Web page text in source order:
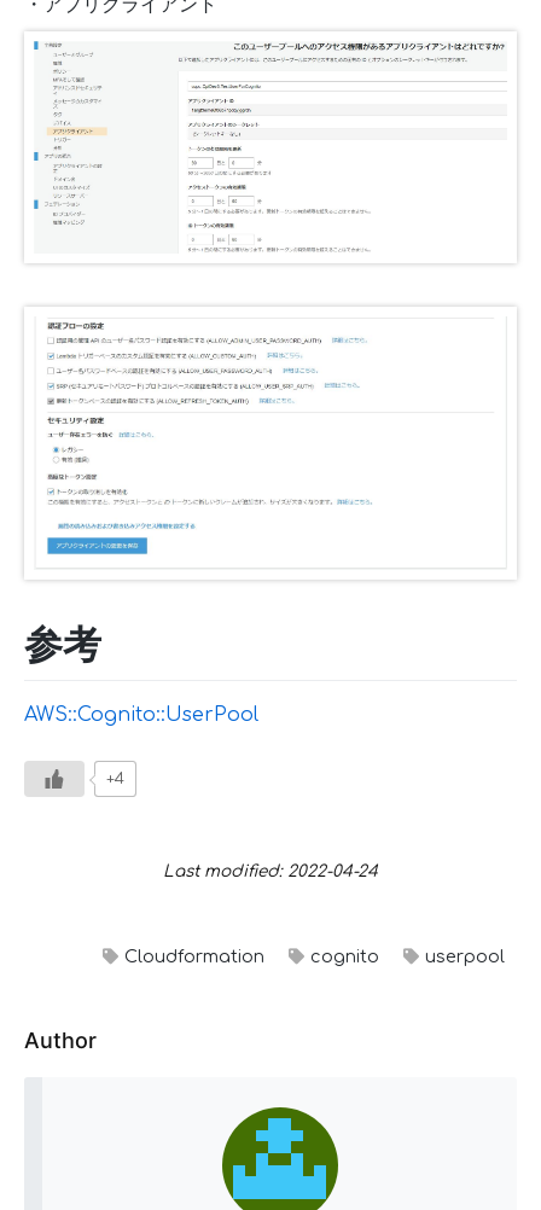
・アプリクライアント
参考
AWS::Cognito::UserPool
+4
Last modified: 2022-04-24
Cloudformation cognito userpool
Author